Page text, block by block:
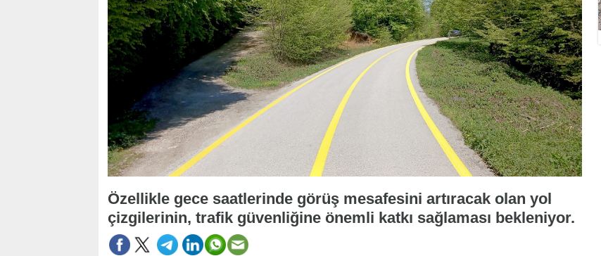
Özellikle gece saatlerinde görüş mesafesini artıracak olan yol
çizgilerinin, trafik güvenliğine önemli katkı sağlaması bekleniyor.